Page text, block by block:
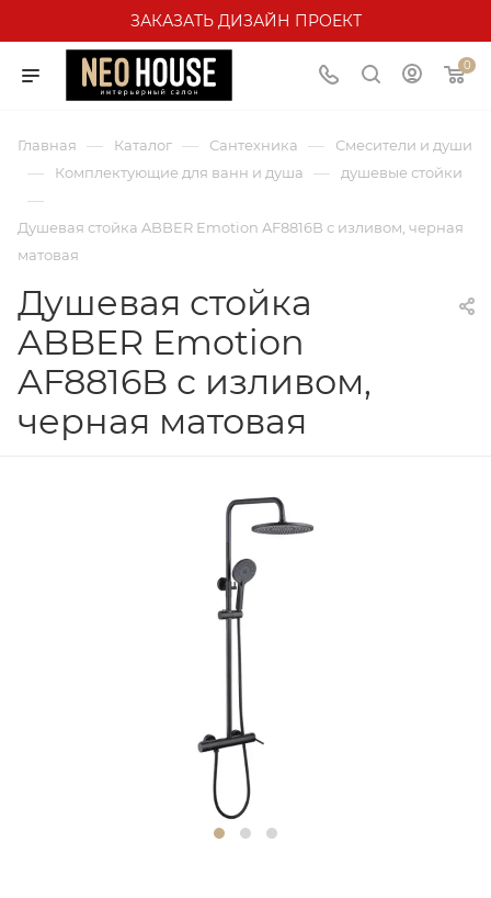
ЗАКАЗАТЬ ДИЗАЙН ПРОЕКТ
0
Главная — Каталог — Сантехника — Смесители и души
— Комплектующие для ванн и душа — душевые стойки
—
Душевая стойка ABBER Emotion AF8816B с изливом, черная
матовая
Душевая стойка
ABBER Emotion
AF8816B с изливом,
черная матовая